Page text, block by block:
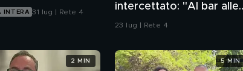
INTERA 31 lug | Rete 4
intercettato: "Al bar alle
10 del mattino...sono
23 lug | Rete 4
2 MIN 5 MIN